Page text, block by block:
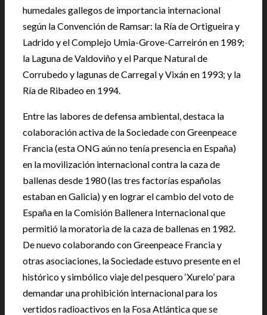
humedales gallegos de importancia internacional
según la Convención de Ramsar: la Ría de Ortigueira y
Ladrido y el Complejo Umia-Grove-Carreirón en 1989;
la Laguna de Valdoviño y el Parque Natural de
Corrubedo y lagunas de Carregal y Vixán en 1993; y la
Ría de Ribadeo en 1994.
Entre las labores de defensa ambiental, destaca la
colaboración activa de la Sociedade con Greenpeace
Francia (esta ONG aún no tenía presencia en España)
en la movilización internacional contra la caza de
ballenas desde 1980 (las tres factorías españolas
estaban en Galicia) y en lograr el cambio del voto de
España en la Comisión Ballenera Internacional que
permitió la moratoria de la caza de ballenas en 1982.
De nuevo colaborando con Greenpeace Francia y
otras asociaciones, la Sociedade estuvo presente en el
histórico y simbólico viaje del pesquero ‘Xurelo’ para
demandar una prohibición internacional para los
vertidos radioactivos en la Fosa Atlántica que se